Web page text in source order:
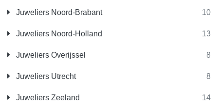
Juweliers Noord-Brabant 10
Juweliers Noord-Holland 13
Juweliers Overijssel 8
Juweliers Utrecht 8
Juweliers Zeeland 14